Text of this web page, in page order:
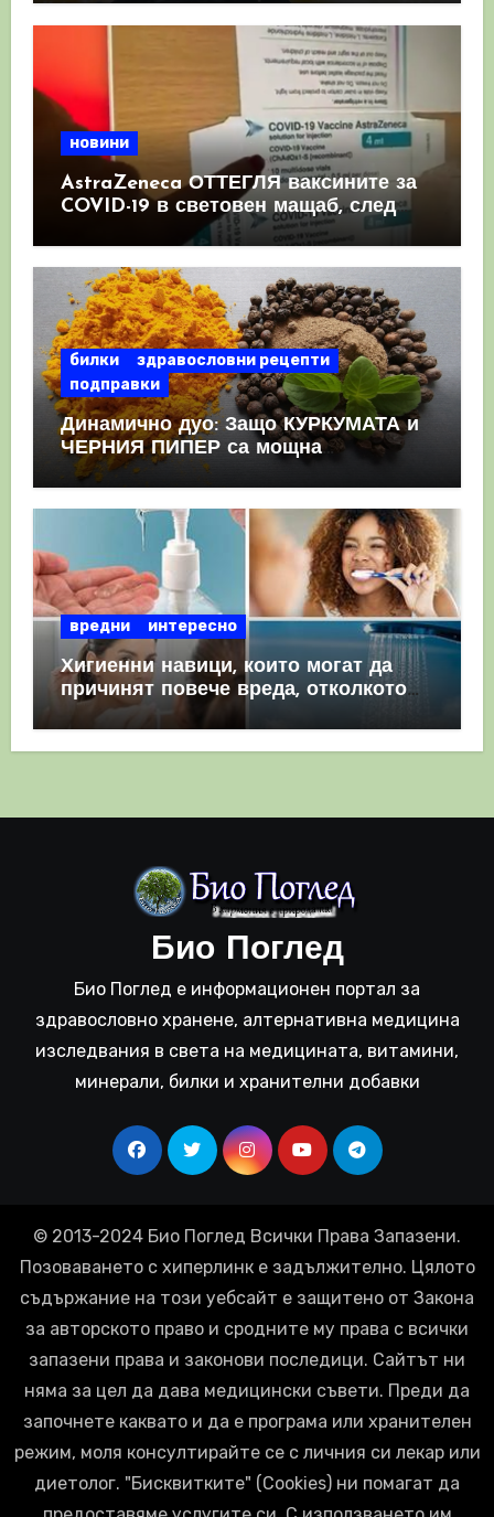
новини
AstraZeneca ОТТЕГЛЯ ваксините за
COVID-19 в световен мащаб, след
като призна, че те причиняват
КРЪВНИ съсиреци
билки
здравословни рецепти
подправки
Динамично дуо: Защо КУРКУМАТА и
ЧЕРНИЯ ПИПЕР са мощна
комбинация
вредни интересно
Хигиенни навици, които могат да
причинят повече вреда, отколкото
полза
Био Поглед
Био Поглед е информационен портал за
здравословно хранене, алтернативна медицина
изследвания в света на медицината, витамини,
минерали, билки и хранителни добавки
© 2013-2024 Био Поглед Всички Права Запазени.
Позоваването с хиперлинк е задължително. Цялото
съдържание на този уебсайт е защитено от Закона
за авторското право и сродните му права с всички
запазени права и законови последици. Сайтът ни
няма за цел да дава медицински съвети. Преди да
започнете каквато и да е програма или хранителен
режим, моля консултирайте се с личния си лекар или
диетолог. "Бисквитките" (Cookies) ни помагат да